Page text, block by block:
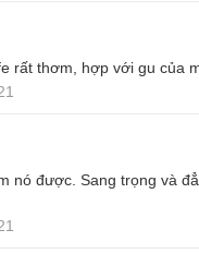
rất thơm, hợp với gu của
nó được. Sang trọng và